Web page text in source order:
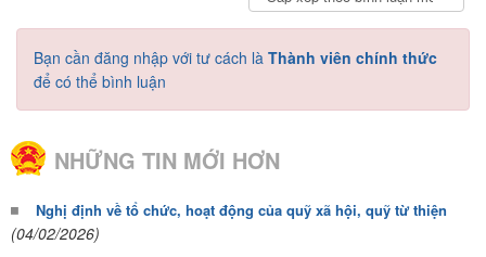
Bạn cần đăng nhập với tư cách là Thành viên chính thức
để có thể bình luận
NHỮNG TIN MỚI HƠN
Nghị định về tổ chức, hoạt động của quỹ xã hội, quỹ từ thiện
(04/02/2026)